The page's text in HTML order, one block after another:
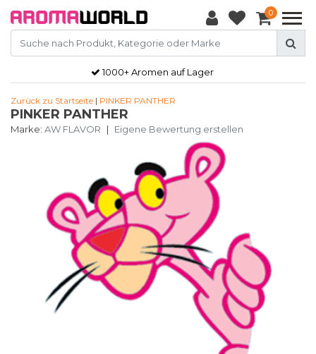
0
1000+ Aromen auf Lager
Zurück zu Startseite | PINKER PANTHER
PINKER PANTHER
Marke: AW FLAVOR | Eigene Bewertung erstellen